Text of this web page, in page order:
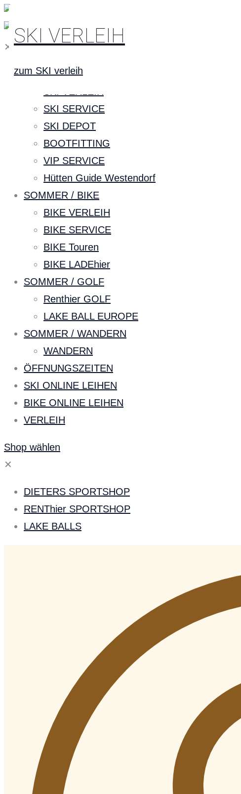
✕
WINTER / SKI
SKI SERVICE
SKI DEPOT
BOOTFITTING
VIP SERVICE
Hütten Guide Westendorf
SOMMER / BIKE
BIKE VERLEIH
BIKE SERVICE
BIKE Touren
BIKE LADEhier
SOMMER / GOLF
Renthier GOLF
LAKE BALL EUROPE
SOMMER / WANDERN
WANDERN
ÖFFNUNGSZEITEN
SKI ONLINE LEIHEN
BIKE ONLINE LEIHEN
VERLEIH
Shop wählen
✕
DIETERS SPORTSHOP
RENThier SPORTSHOP
LAKE BALLS
SKI VERLEIH
zum SKI verleih